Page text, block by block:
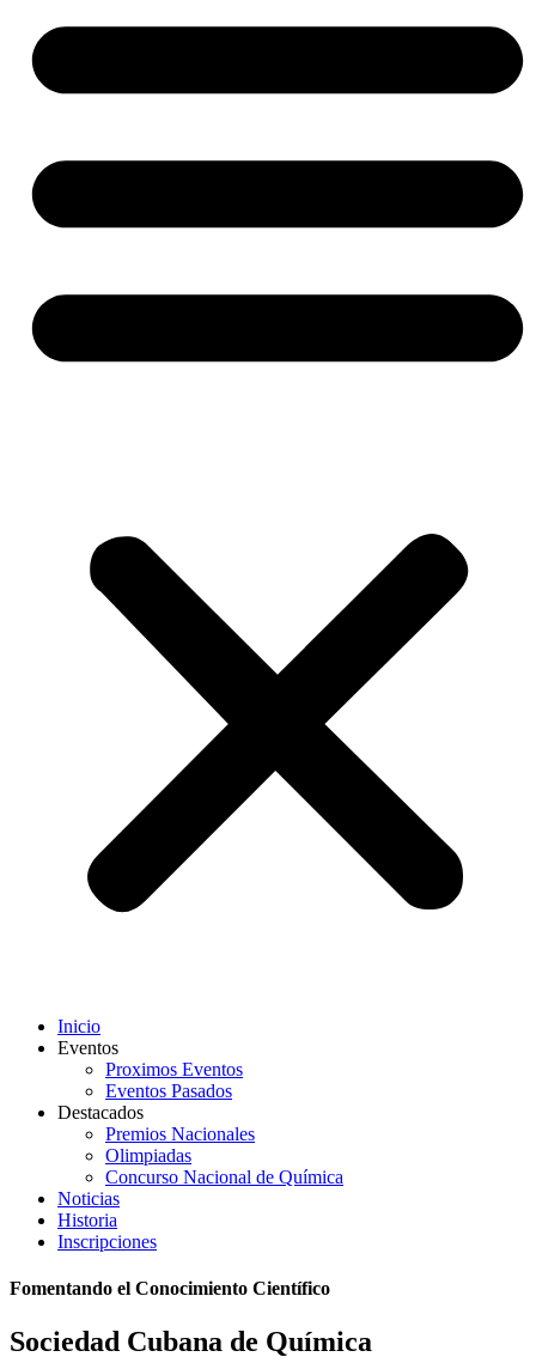
Inicio
Eventos
Proximos Eventos
Eventos Pasados
Destacados
Premios Nacionales
Olimpiadas
Concurso Nacional de Química
Noticias
Historia
Inscripciones
Fomentando el Conocimiento Científico
Sociedad Cubana de Química